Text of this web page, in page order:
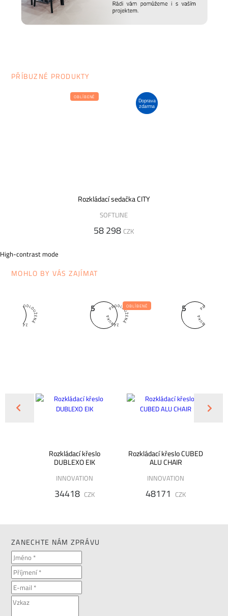
PŘÍBUZNÉ PRODUKTY
Doprava
zdarma
OBLÍBENÉ
Rozkládací sedačka CITY
SOFTLINE
58 298 CZK
High-contrast mode
MOHLO BY VÁS ZAJÍMAT
5
Rozkládací křeslo
DUBLEXO EIK
INNOVATION
34418 CZK
5
OBLÍBENÉ
Rozkládací křeslo CUBED
ALU CHAIR
INNOVATION
48171 CZK
ZANECHTE NÁM ZPRÁVU